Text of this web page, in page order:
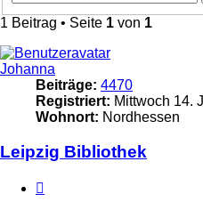
1 Beitrag • Seite 1 von 1
Johanna
Beiträge: 4470
Registriert: Mittwoch 14.
Wohnort: Nordhessen
Leipzig Bibliothek